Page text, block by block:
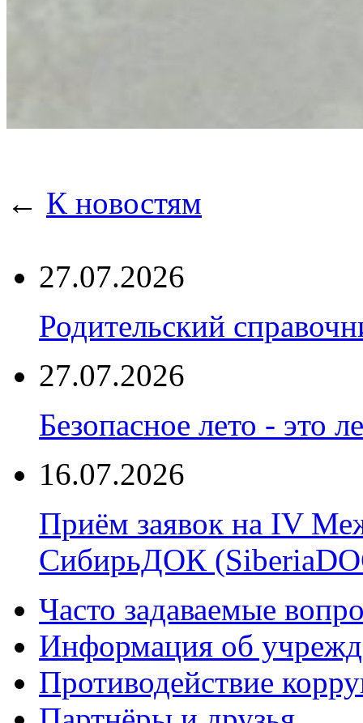
← К новостям
27.07.2026
Родительский
27.07.2026
Безопасное лето - это
16.07.2026
Приём заявок на IV
СибирьДОК
Часто задаваемые
Информация об
Противодействие